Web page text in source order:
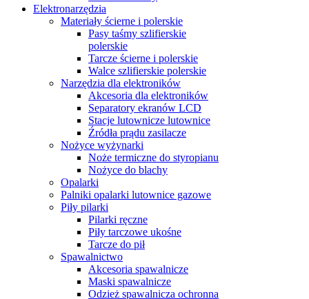
Elektronarzędzia
Materiały ścierne i polerskie
Pasy taśmy szlifierskie
polerskie
Tarcze ścierne i polerskie
Walce szlifierskie polerskie
Narzędzia dla elektroników
Akcesoria dla elektroników
Separatory ekranów LCD
Stacje lutownicze lutownice
Źródła prądu zasilacze
Nożyce wyżynarki
Noże termiczne do styropianu
Nożyce do blachy
Opalarki
Palniki opalarki lutownice gazowe
Piły pilarki
Pilarki ręczne
Piły tarczowe ukośne
Tarcze do pił
Spawalnictwo
Akcesoria spawalnicze
Maski spawalnicze
Odzież spawalnicza ochronna